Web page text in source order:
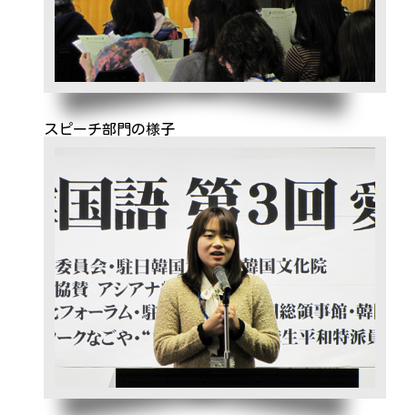
スピーチ部門の様子